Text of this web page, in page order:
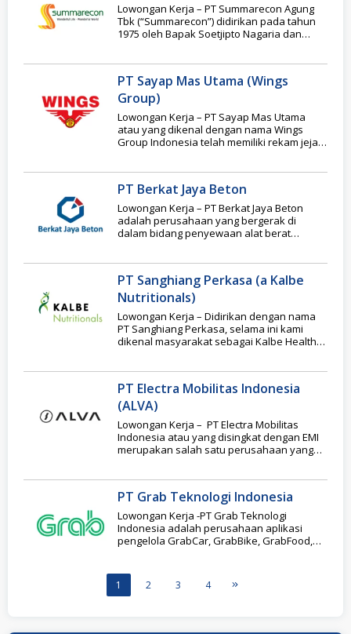
Lowongan Kerja – PT Summarecon Agung
Tbk (“Summarecon”) didirikan pada tahun
1975 oleh Bapak Soetjipto Nagaria dan
PT Sayap Mas Utama (Wings
Group)
Lowongan Kerja – PT Sayap Mas Utama
atau yang dikenal dengan nama Wings
Group Indonesia telah memiliki rekam jejak
PT Berkat Jaya Beton
Lowongan Kerja – PT Berkat Jaya Beton
adalah perusahaan yang bergerak di
dalam bidang penyewaan alat berat
PT Sanghiang Perkasa (a Kalbe
Nutritionals)
Lowongan Kerja – Didirikan dengan nama
PT Sanghiang Perkasa, selama ini kami
dikenal masyarakat sebagai Kalbe Health
PT Electra Mobilitas Indonesia
(ALVA)
Lowongan Kerja – PT Electra Mobilitas
Indonesia atau yang disingkat dengan EMI
merupakan salah satu perusahaan yang
PT Grab Teknologi Indonesia
Lowongan Kerja -PT Grab Teknologi
Indonesia adalah perusahaan aplikasi
pengelola GrabCar, GrabBike, GrabFood,
1 2 3 4